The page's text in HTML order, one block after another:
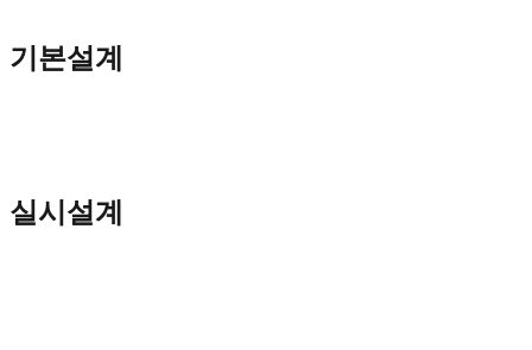
기본설계
실시설계